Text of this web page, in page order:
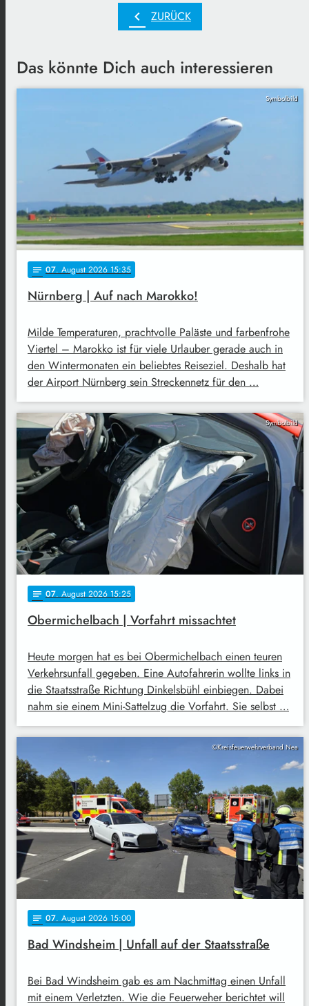
chevron_left ZURÜCK
Das könnte Dich auch interessieren
Symbolbild
notes 07. August 2026 15:35
Nürnberg | Auf nach Marokko!
Milde Temperaturen, prachtvolle Paläste und farbenfrohe
Viertel – Marokko ist für viele Urlauber gerade auch in
den Wintermonaten ein beliebtes Reiseziel. Deshalb hat
der Airport Nürnberg sein Streckennetz für den …
Symbolbild
notes 07. August 2026 15:25
Obermichelbach | Vorfahrt missachtet
Heute morgen hat es bei Obermichelbach einen teuren
Verkehrsunfall gegeben. Eine Autofahrerin wollte links in
die Staatsstraße Richtung Dinkelsbühl einbiegen. Dabei
nahm sie einem Mini-Sattelzug die Vorfahrt. Sie selbst …
©Kreisfeuerwehrverband Nea
notes 07. August 2026 15:00
Bad Windsheim | Unfall auf der Staatsstraße
Bei Bad Windsheim gab es am Nachmittag einen Unfall
mit einem Verletzten. Wie die Feuerweher berichtet will